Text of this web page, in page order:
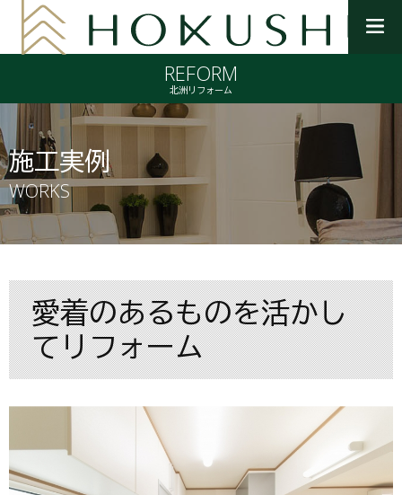
を
REFORM
北洲リフォーム
施工実例
WORKS
愛着のあるものを活かし
てリフォーム